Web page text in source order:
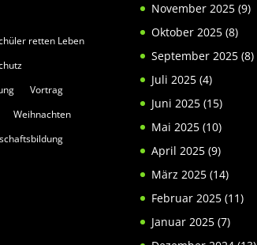
retten Leben
Vortrag
Weihnachten
November 2025(9)
Oktober 2025(8)
September 2025(8)
Juli 2025(4)
Juni 2025(15)
Mai 2025(10)
April 2025(9)
März 2025(14)
Februar 2025(11)
Januar 2025(7)